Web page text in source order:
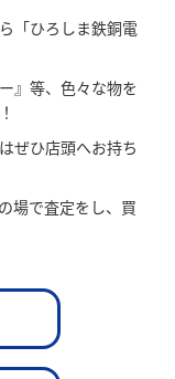
「ひろしま鉄銅電
』等、色々な物を
ぜひ店頭へお持ち
場で査定をし、買